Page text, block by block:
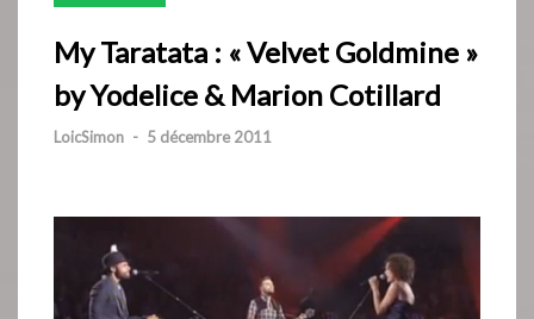
My Taratata : « Velvet Goldmine »
by Yodelice & Marion Cotillard
LoicSimon - 5 décembre 2011